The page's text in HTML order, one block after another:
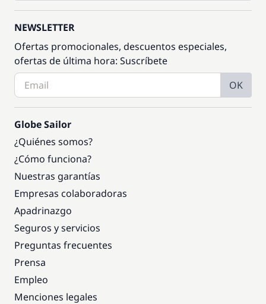
NEWSLETTER
Ofertas promocionales, descuentos especiales,
ofertas de última hora: Suscríbete
OK
Globe Sailor
¿Quiénes somos?
¿Cómo funciona?
Nuestras garantías
Empresas colaboradoras
Apadrinazgo
Seguros y servicios
Preguntas frecuentes
Prensa
Empleo
Menciones legales